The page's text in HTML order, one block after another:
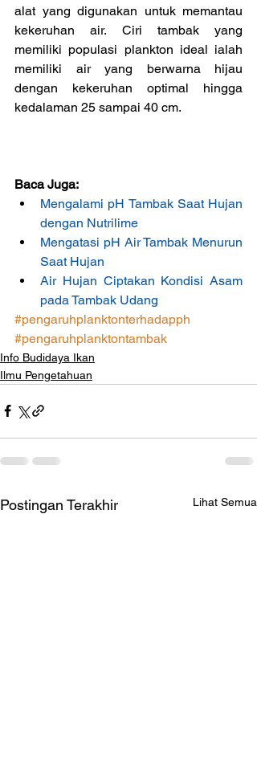
alat yang digunakan untuk memantau
kekeruhan air. Ciri tambak yang
memiliki populasi plankton ideal ialah
memiliki air yang berwarna hijau
dengan kekeruhan optimal hingga
kedalaman 25 sampai 40 cm.
Baca Juga:
Mengalami pH Tambak Saat Hujan
dengan Nutrilime
Mengatasi pH Air Tambak Menurun
Saat Hujan
Air Hujan Ciptakan Kondisi Asam
pada Tambak Udang
#pengaruhplanktonterhadapph
#pengaruhplanktontambak
Info Budidaya Ikan
Ilmu Pengetahuan
Postingan Terakhir Lihat Semua